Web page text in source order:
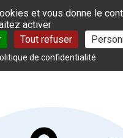
cookies
et vous donne le
activer
Tout refuser
de confidentialité